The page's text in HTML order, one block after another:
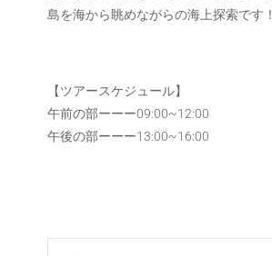
島を海から眺めながらの海上探索です！
【ツアースケジュール】
午前の部ーーー09:00~12:00
午後の部ーーー13:00~16:00